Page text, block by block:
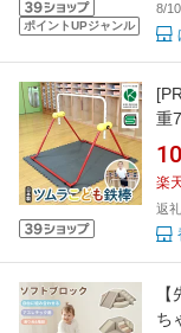
ポイントUPジャンル
8/
重
逆
楽
返
ち